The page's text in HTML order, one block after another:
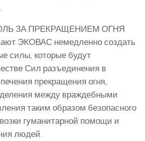
ЗА ПРЕКРАЩЕНИЕМ ОГНЯ
ЭКОВАС немедленно создать
силы, которые будут
Сил разъединения в
прекращения огня,
между враждебными
таким образом безопасного
гуманитарной помощи и
людей.